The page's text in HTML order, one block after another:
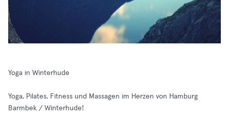
Yoga in Winterhude
Yoga, Pilates, Fitness und Massagen im Herzen von Hamburg
Barmbek / Winterhude!